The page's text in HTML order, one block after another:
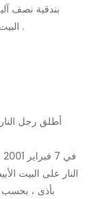
بندقية نصف
.
أطلق رجل
النار على البيت
بأذى ،